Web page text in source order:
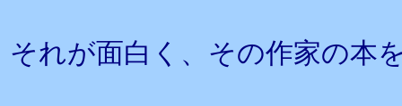
それが面白く、その作家の本